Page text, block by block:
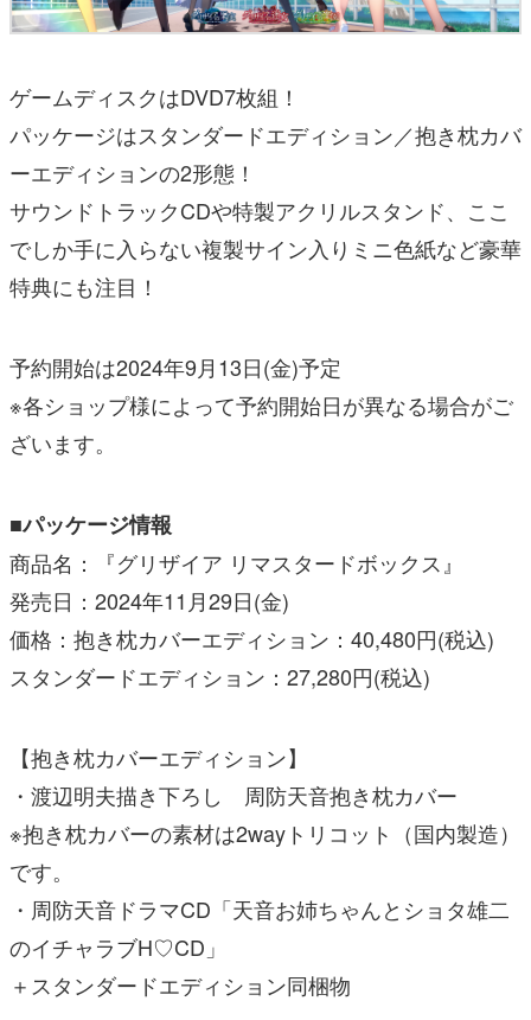
ゲームディスクはDVD7枚組！
パッケージはスタンダードエディション／抱き枕カバ
ーエディションの2形態！
サウンドトラックCDや特製アクリルスタンド、ここ
でしか手に入らない複製サイン入りミニ色紙など豪華
特典にも注目！
予約開始は2024年9月13日(金)予定
※各ショップ様によって予約開始日が異なる場合がご
ざいます。
■パッケージ情報
商品名：『グリザイア リマスタードボックス』
発売日：2024年11月29日(金)
価格：抱き枕カバーエディション：40,480円(税込)
スタンダードエディション：27,280円(税込)
【抱き枕カバーエディション】
・渡辺明夫描き下ろし 周防天音抱き枕カバー
※抱き枕カバーの素材は2wayトリコット（国内製造）
です。
・周防天音ドラマCD「天音お姉ちゃんとショタ雄二
のイチャラブH♡CD」
＋スタンダードエディション同梱物